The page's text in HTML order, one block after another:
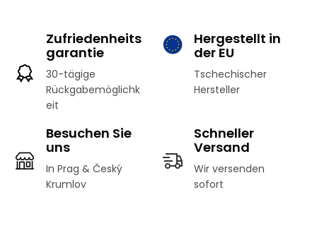
e
e
r
u
Zufriedenheits
garantie
30-tägige
Rückgabemöglichk
eit
Hergestellt in
der EU
Tschechischer
Hersteller
Besuchen Sie
uns
In Prag & Český
Krumlov
Schneller
Versand
Wir versenden
sofort